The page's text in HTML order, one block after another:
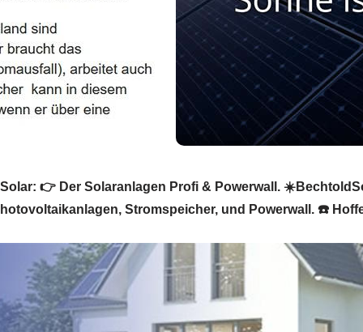
👉 Der Solaranlagen Profi & Powerwall.
Stromspeicher, und Powerwall. ☎️